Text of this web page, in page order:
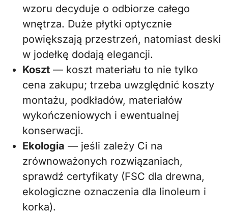
wzoru decyduje o odbiorze całego
wnętrza. Duże płytki optycznie
powiększają przestrzeń, natomiast deski
w jodełkę dodają elegancji.
Koszt — koszt materiału to nie tylko
cena zakupu; trzeba uwzględnić koszty
montażu, podkładów, materiałów
wykończeniowych i ewentualnej
konserwacji.
Ekologia — jeśli zależy Ci na
zrównoważonych rozwiązaniach,
sprawdź certyfikaty (FSC dla drewna,
ekologiczne oznaczenia dla linoleum i
korka).